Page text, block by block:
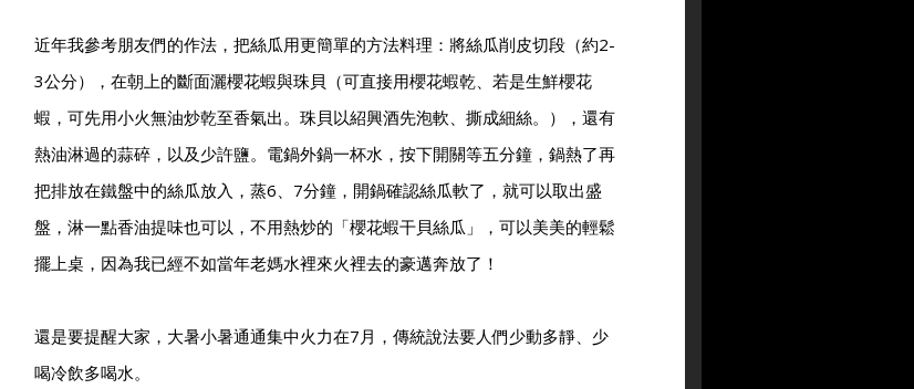
近年我參考朋友們的作法，把絲瓜用更簡單的方法料理：將絲瓜削皮切段（約2-
3公分），在朝上的斷面灑櫻花蝦與珠貝（可直接用櫻花蝦乾、若是生鮮櫻花
蝦，可先用小火無油炒乾至香氣出。珠貝以紹興酒先泡軟、撕成細絲。），還有
熱油淋過的蒜碎，以及少許鹽。電鍋外鍋一杯水，按下開關等五分鐘，鍋熱了再
把排放在鐵盤中的絲瓜放入，蒸6、7分鐘，開鍋確認絲瓜軟了，就可以取出盛
盤，淋一點香油提味也可以，不用熱炒的「櫻花蝦干貝絲瓜」，可以美美的輕鬆
擺上桌，因為我已經不如當年老媽水裡來火裡去的豪邁奔放了！
還是要提醒大家，大暑小暑通通集中火力在7月，傳統說法要人們少動多靜、少
喝冷飲多喝水。